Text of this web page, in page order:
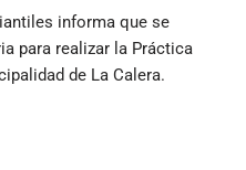
informa que se
para realizar la Práctica
de La Calera.